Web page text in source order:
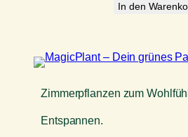
In den
Zimmerpflanzen zum
Entspannen.